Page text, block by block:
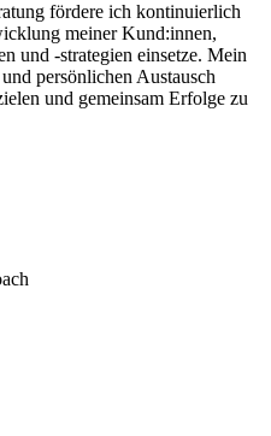
fördere ich kontinuierlich
meiner Kund:innen,
und -strategien einsetze. Mein
persönlichen Austausch
und gemeinsam Erfolge zu